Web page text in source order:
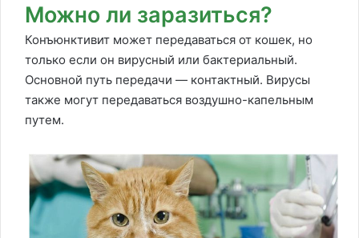
Можно ли заразиться?
Конъюнктивит может передаваться от кошек, но
только если он вирусный или бактериальный.
Основной путь передачи — контактный. Вирусы
также могут передаваться воздушно-капельным
путем.